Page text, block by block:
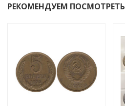
РЕКОМЕНДУЕМ ПОСМОТРЕТЬ